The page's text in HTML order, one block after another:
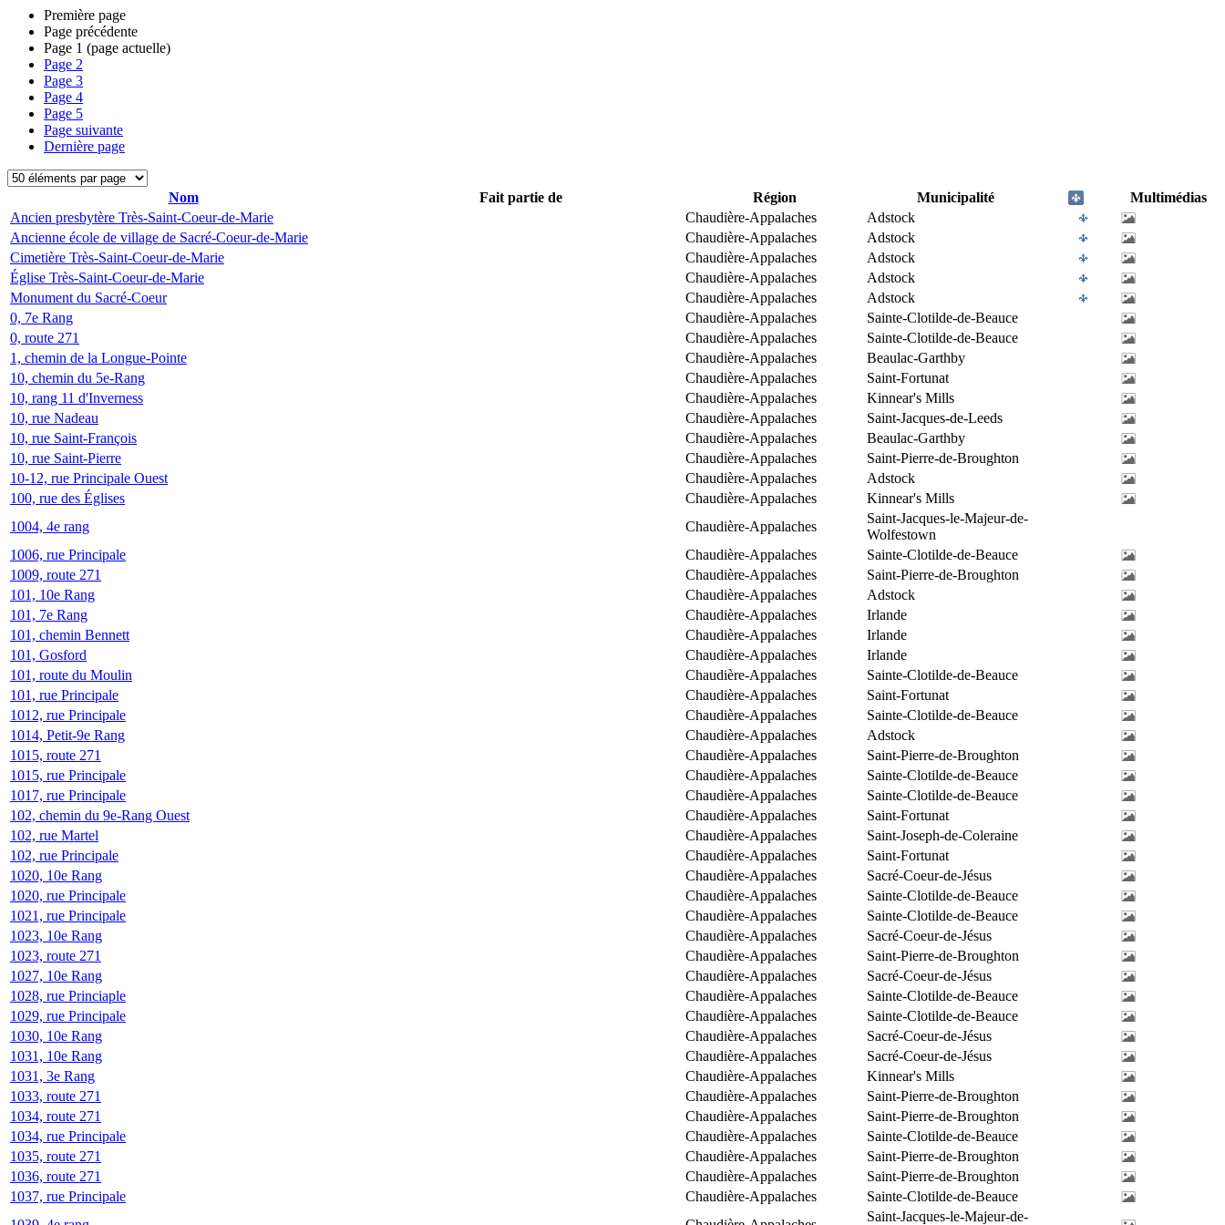
Première page
Page précédente
Page 1 (page actuelle)
Page 2
Page 3
Page 4
Page 5
Page suivante
Dernière page
Nom Fait partie de Région Municipalité
Multimédias
Ancien presbytère Très-Saint-Coeur-de-Marie
Chaudière-Appalaches
Adstock
Ancienne école de village de Sacré-Coeur-de-Marie
Chaudière-Appalaches
Adstock
Cimetière Très-Saint-Coeur-de-Marie
Chaudière-Appalaches
Adstock
Église Très-Saint-Coeur-de-Marie
Chaudière-Appalaches
Adstock
Monument du Sacré-Coeur
Chaudière-Appalaches
Adstock
0, 7e Rang
Chaudière-Appalaches
Sainte-Clotilde-de-Beauce
0, route 271
Chaudière-Appalaches
Sainte-Clotilde-de-Beauce
1, chemin de la Longue-Pointe
Chaudière-Appalaches
Beaulac-Garthby
10, chemin du 5e-Rang
Chaudière-Appalaches
Saint-Fortunat
10, rang 11 d'Inverness
Chaudière-Appalaches
Kinnear's Mills
10, rue Nadeau
Chaudière-Appalaches
Saint-Jacques-de-Leeds
10, rue Saint-François
Chaudière-Appalaches
Beaulac-Garthby
10, rue Saint-Pierre
Chaudière-Appalaches
Saint-Pierre-de-Broughton
10-12, rue Principale Ouest
Chaudière-Appalaches
Adstock
100, rue des Églises
Chaudière-Appalaches
Kinnear's Mills
1004, 4e rang
Chaudière-Appalaches
Saint-Jacques-le-Majeur-de-
Wolfestown
1006, rue Principale
Chaudière-Appalaches
Sainte-Clotilde-de-Beauce
1009, route 271
Chaudière-Appalaches
Saint-Pierre-de-Broughton
101, 10e Rang
Chaudière-Appalaches
Adstock
101, 7e Rang
Chaudière-Appalaches
Irlande
101, chemin Bennett
Chaudière-Appalaches
Irlande
101, Gosford
Chaudière-Appalaches
Irlande
101, route du Moulin
Chaudière-Appalaches
Sainte-Clotilde-de-Beauce
101, rue Principale
Chaudière-Appalaches
Saint-Fortunat
1012, rue Principale
Chaudière-Appalaches
Sainte-Clotilde-de-Beauce
1014, Petit-9e Rang
Chaudière-Appalaches
Adstock
1015, route 271
Chaudière-Appalaches
Saint-Pierre-de-Broughton
1015, rue Principale
Chaudière-Appalaches
Sainte-Clotilde-de-Beauce
1017, rue Principale
Chaudière-Appalaches
Sainte-Clotilde-de-Beauce
102, chemin du 9e-Rang Ouest
Chaudière-Appalaches
Saint-Fortunat
102, rue Martel
Chaudière-Appalaches
Saint-Joseph-de-Coleraine
102, rue Principale
Chaudière-Appalaches
Saint-Fortunat
1020, 10e Rang
Chaudière-Appalaches
Sacré-Coeur-de-Jésus
1020, rue Principale
Chaudière-Appalaches
Sainte-Clotilde-de-Beauce
1021, rue Principale
Chaudière-Appalaches
Sainte-Clotilde-de-Beauce
1023, 10e Rang
Chaudière-Appalaches
Sacré-Coeur-de-Jésus
1023, route 271
Chaudière-Appalaches
Saint-Pierre-de-Broughton
1027, 10e Rang
Chaudière-Appalaches
Sacré-Coeur-de-Jésus
1028, rue Princiaple
Chaudière-Appalaches
Sainte-Clotilde-de-Beauce
1029, rue Principale
Chaudière-Appalaches
Sainte-Clotilde-de-Beauce
1030, 10e Rang
Chaudière-Appalaches
Sacré-Coeur-de-Jésus
1031, 10e Rang
Chaudière-Appalaches
Sacré-Coeur-de-Jésus
1031, 3e Rang
Chaudière-Appalaches
Kinnear's Mills
1033, route 271
Chaudière-Appalaches
Saint-Pierre-de-Broughton
1034, route 271
Chaudière-Appalaches
Saint-Pierre-de-Broughton
1034, rue Principale
Chaudière-Appalaches
Sainte-Clotilde-de-Beauce
1035, route 271
Chaudière-Appalaches
Saint-Pierre-de-Broughton
1036, route 271
Chaudière-Appalaches
Saint-Pierre-de-Broughton
1037, rue Principale
Chaudière-Appalaches
Sainte-Clotilde-de-Beauce
Saint-Jacques-le-Majeur-de-